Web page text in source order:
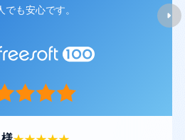
でも安心です。